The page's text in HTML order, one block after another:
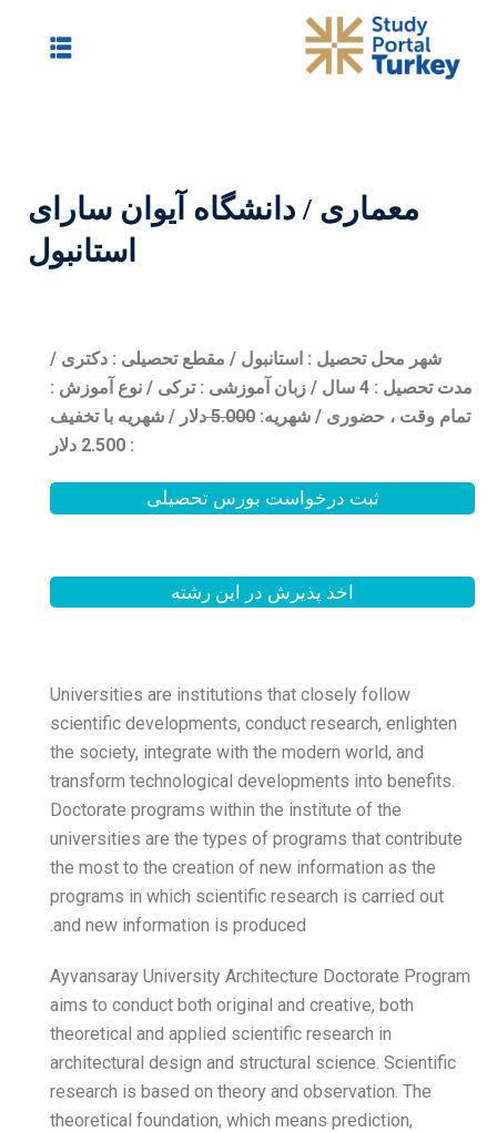
آیوان سارای
/ مقطع تحصیلی : دکتری /
/ زبان آموزشی : ترکی / نوع آموزش :
5.00 دلار / شهریه با تخفیف
Universities are
scientific developments,
the society, integrate with
transform technological
Doctorate programs
universities are the types
the most to the creation
programs in which
and new information is
Ayvansaray University
aims to conduct both
theoretical and applied
architectural design and
research is based on
theoretical foundation,